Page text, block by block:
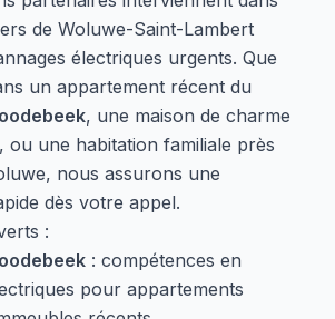
de Woluwe-Saint-Lambert
électriques urgents. Que
un appartement récent du
, une maison de charme
ou une habitation familiale près
nous assurons une
dès votre appel.
:
: compétences en
pour appartements